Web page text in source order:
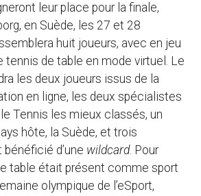
leur place pour la finale,
en Suède, les 27 et 28
huit joueurs, avec en jeu
tennis de table en mode virtuel. Le
les deux joueurs issus de la
en ligne, les deux spécialistes
Tennis les mieux classés, un
hôte, la Suède, et trois
d’une wildcard. Pour
table était présent comme sport
olympique de l’eSport,